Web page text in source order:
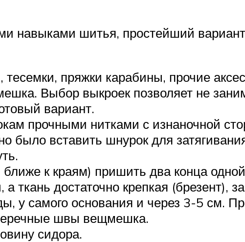
навыками шитья, простейший
пряжки карабины, прочие
Выбор выкроек позволяет не
вариант.
прочными нитками с изнаночной
было вставить шнурок для
к краям) пришить два конца
ткань достаточно крепкая (брезент),
у самого основания и через 3-5 см.
швы вещмешка.
сидора.